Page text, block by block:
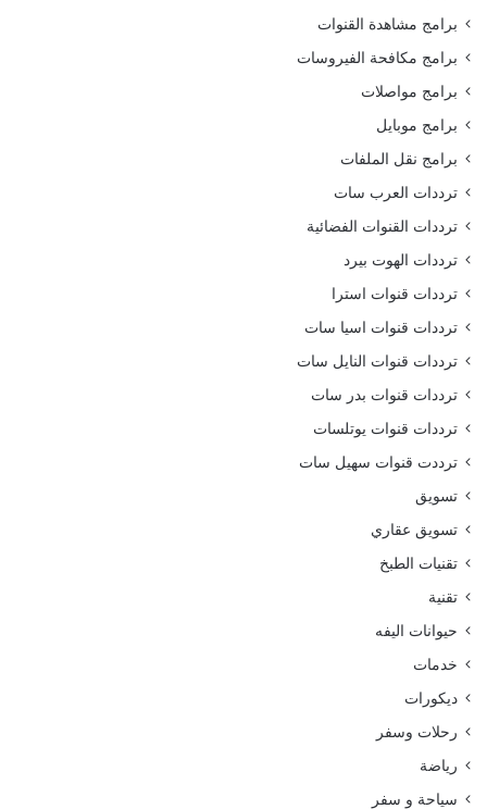
برامج مشاهدة القنوات
برامج مكافحة الفيروسات
برامج مواصلات
برامج موبايل
برامج نقل الملفات
ترددات العرب سات
ترددات القنوات الفضائية
ترددات الهوت بيرد
ترددات قنوات استرا
ترددات قنوات اسيا سات
ترددات قنوات النايل سات
ترددات قنوات بدر سات
ترددات قنوات يوتلسات
ترددت قنوات سهيل سات
تسويق
تسويق عقاري
تقنيات الطبخ
تقنية
حيوانات اليفه
خدمات
ديكورات
رحلات وسفر
رياضة
سياحة و سفر